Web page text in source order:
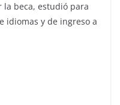
beca, estudió para
idiomas y de ingreso a